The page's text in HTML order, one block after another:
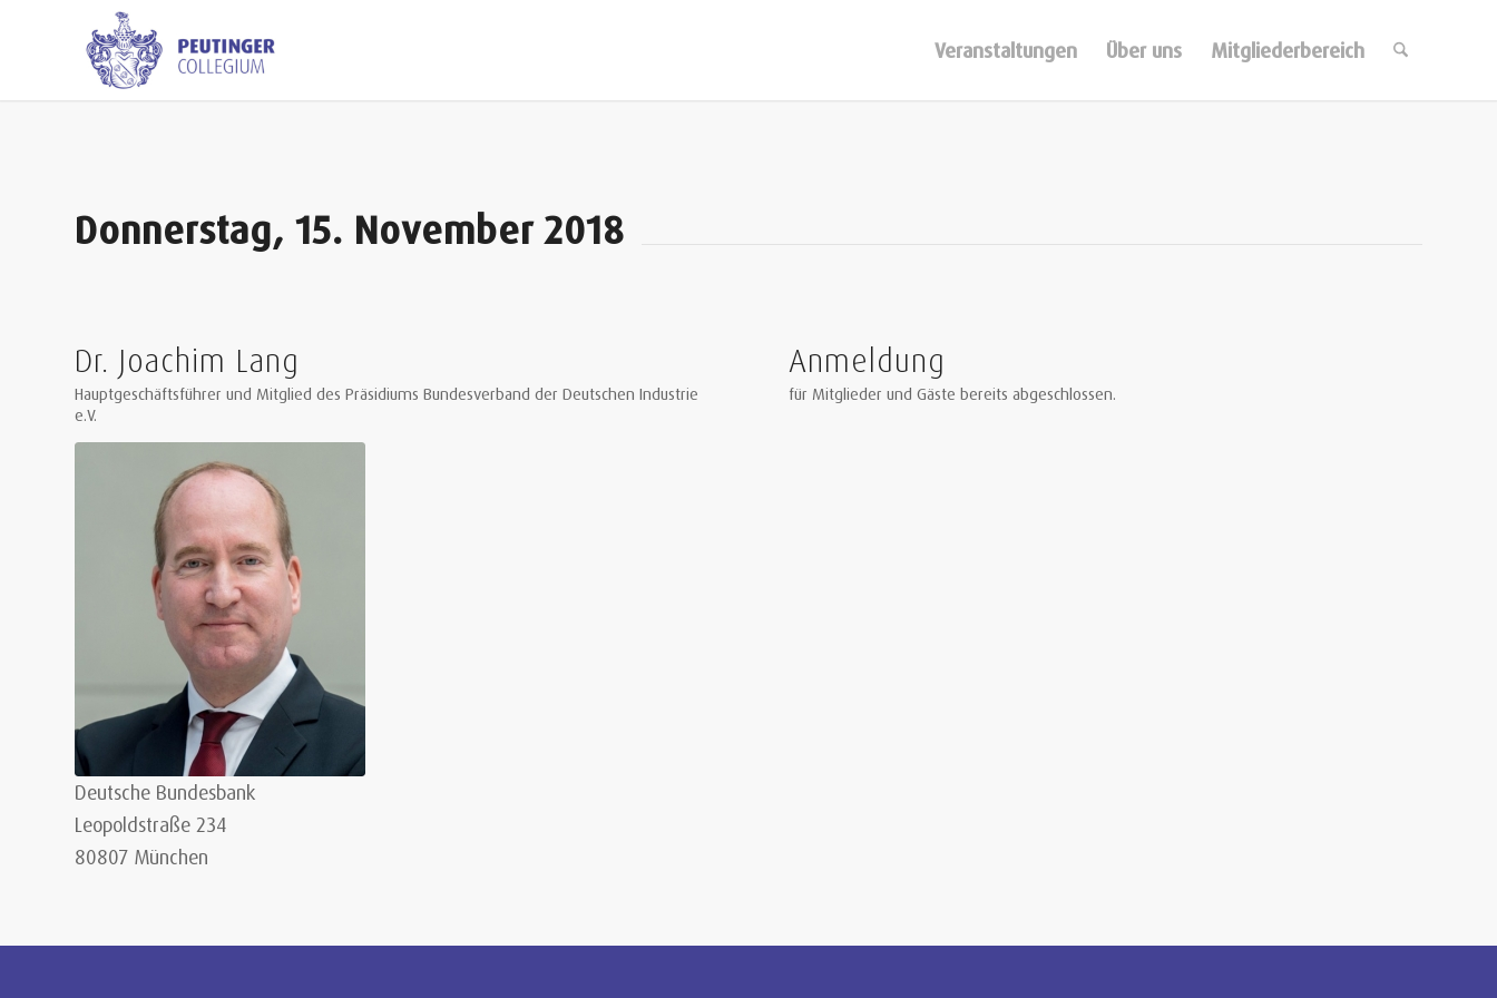
Veranstaltungen Über uns Mitgliederbereich
Donnerstag, 15. November 2018
Dr. Joachim Lang
Hauptgeschäftsführer und Mitglied des Präsidiums Bundesverband der Deutschen Industrie
e.V.
Deutsche Bundesbank
Leopoldstraße 234
80807 München
Anmeldung
für Mitglieder und Gäste bereits abgeschlossen.